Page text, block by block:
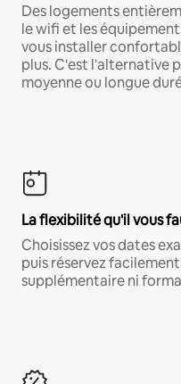
Des logements
le wifi et les
vous installer
plus. C'est l'alternative
moyenne ou longue
La flexibilité qu'il vous
Choisissez vos dates
puis réservez
supplémentaire ni